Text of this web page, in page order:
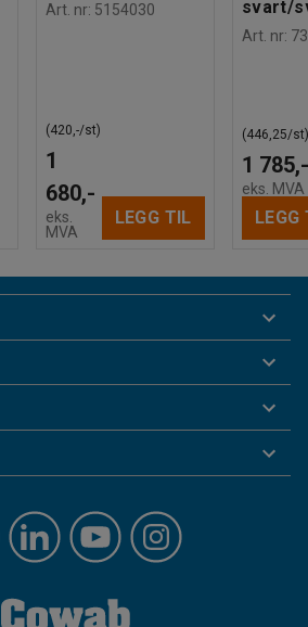
Art. nr: 5154030
1
680,-
(420,-/st)
eks.
MVA
LEGG TIL
svart/
Art. nr:
1 785,-
(446,25/st)
eks. MVA
LEGG